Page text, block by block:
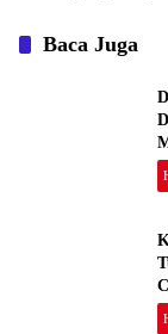
Kejati Turun, Tapi
Baca Juga